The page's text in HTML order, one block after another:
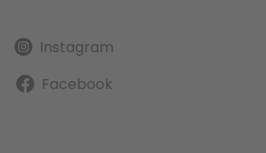
Instagram
Facebook